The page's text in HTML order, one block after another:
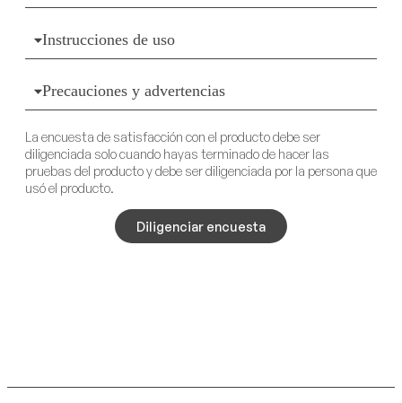
Instrucciones de uso
Precauciones y advertencias
La encuesta de satisfacción con el producto debe ser
diligenciada solo cuando hayas terminado de hacer las
pruebas del producto y debe ser diligenciada por la persona que
usó el producto.
Diligenciar encuesta